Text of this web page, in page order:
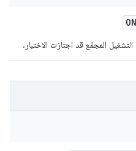
المجمّع قد اجتازت الاختبار.